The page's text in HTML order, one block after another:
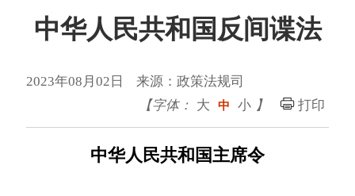
中华人民共和国反间谍法
2023年08月02日 来源：政策法规司
【字体： 大 中 小 】 打印
中华人民共和国主席令